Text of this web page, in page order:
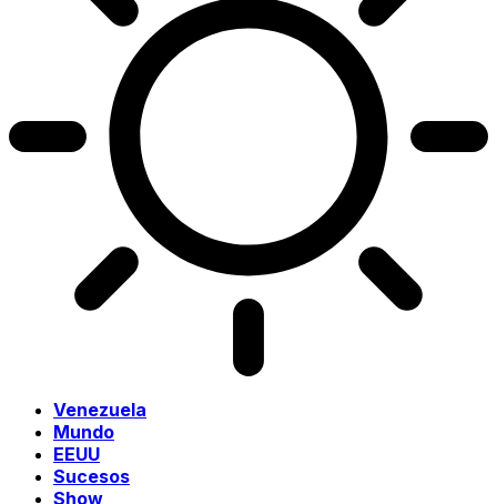
Venezuela
Mundo
EEUU
Sucesos
Show